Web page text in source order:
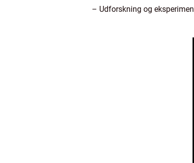
– Udforskning og